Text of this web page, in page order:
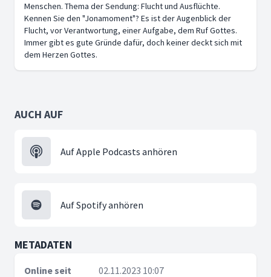
Menschen. Thema der Sendung: Flucht und Ausflüchte.
Kennen Sie den "Jonamoment"? Es ist der Augenblick der
Flucht, vor Verantwortung, einer Aufgabe, dem Ruf Gottes.
Immer gibt es gute Gründe dafür, doch keiner deckt sich mit
dem Herzen Gottes.
AUCH AUF
Auf Apple Podcasts anhören
Auf Spotify anhören
METADATEN
Online seit 02.11.2023 10:07